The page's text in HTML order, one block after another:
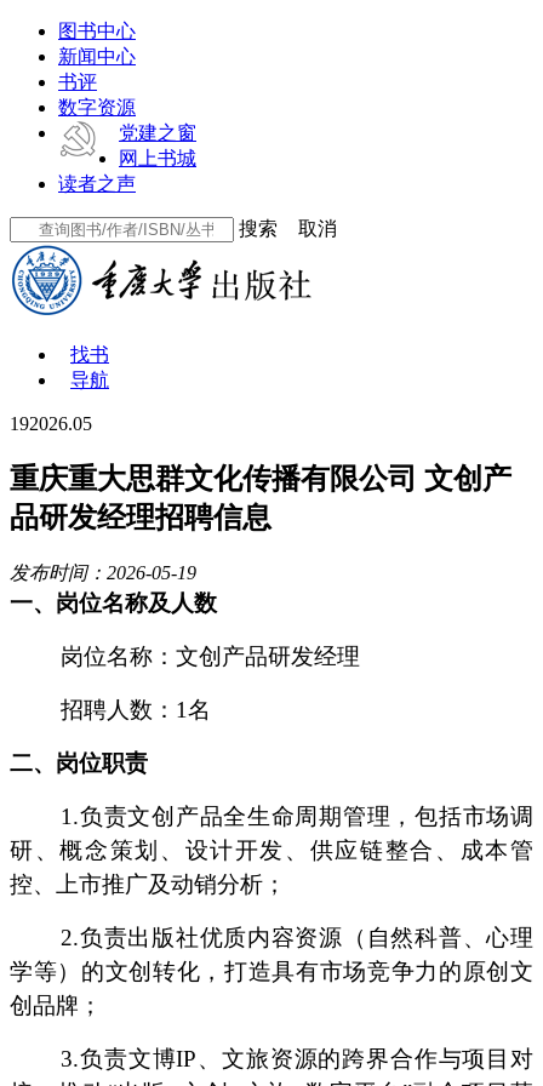
图书中心
新闻中心
书评
数字资源
党建之窗
网上书城
读者之声
搜索 取消
找书
导航
192026.05
重庆重大思群文化传播有限公司 文创产
品研发经理招聘信息
发布时间：2026-05-19
一、岗位名称及人数
岗位名称：文创产品研发经理
招聘人数： 1名
二、岗位职责
1.负责文创产品全生命周期管理，包括市场调
研、概念策划、设计开发、供应链整合、成本管
控、上市推广及动销分析；
2.负责出版社优质内容资源（自然科普、心理
学等）的文创转化，打造具有市场竞争力的原创文
创品牌；
3.负责文博IP、文旅资源的跨界合作与项目对